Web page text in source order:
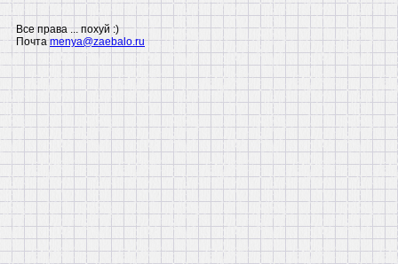
Все права ... похуй :)
Почтаmenya@zaebalo.ru